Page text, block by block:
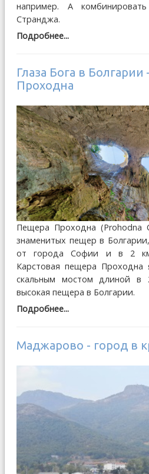
например. А
Странджа.
Подробнее...
Глаза Бога в Болгарии
Проходна
Пещера Проходна (Prohodna
знаменитых пещер в
от города Софии и в 2 км
Карстовая пещера Проходна
скальным мостом длиной в
высокая пещера в Болгарии.
Подробнее...
Маджарово - город в